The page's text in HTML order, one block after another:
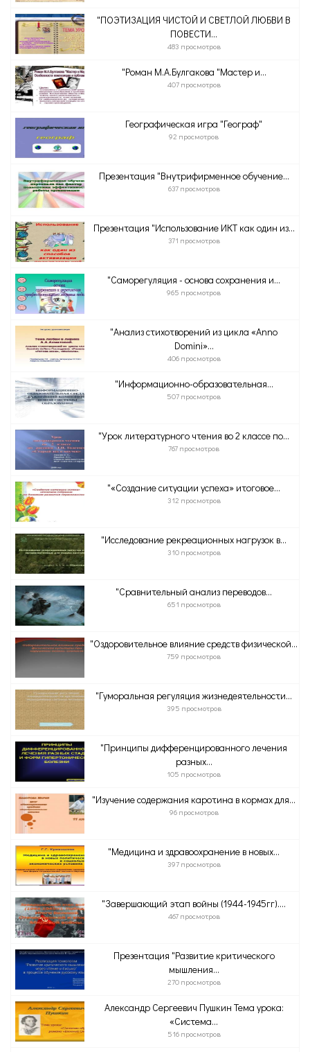
"ПОЭТИЗАЦИЯ ЧИСТОЙ И СВЕТЛОЙ ЛЮБВИ В
ПОВЕСТИ...
483 просмотров
"Роман М.А.Булгакова "Мастер и...
407 просмотров
Географическая игра "Географ"
92 просмотров
Презентация "Внутрифирменное обучение...
637 просмотров
Презентация "Использование ИКТ как один из...
371 просмотров
"Саморегуляция - основа сохранения и...
965 просмотров
"Анализ стихотворений из цикла «Anno
Domini»...
406 просмотров
"Информационно-образовательная...
507 просмотров
"Урок литературного чтения во 2 классе по...
767 просмотров
"«Создание ситуации успеха» итоговое...
312 просмотров
"Исследование рекреационных нагрузок в...
310 просмотров
"Сравнительный анализ переводов...
651 просмотров
"Оздоровительное влияние средств физической...
759 просмотров
"Гуморальная регуляция жизнедеятельности...
395 просмотров
"Принципы дифференцированного лечения
разных...
105 просмотров
"Изучение содержания каротина в кормах для...
96 просмотров
"Медицина и здравоохранение в новых...
397 просмотров
"Завершающий этап войны (1944-1945гг)....
467 просмотров
Презентация "Развитие критического
мышления...
270 просмотров
Александр Сергеевич Пушкин Тема урока:
«Система...
516 просмотров